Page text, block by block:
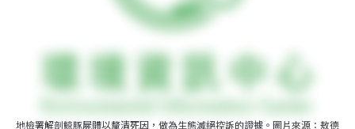
地檢署解剖鯨豚屍體以釐清死因，做為生態滅絕控訴的證據。圖片來源：敖德